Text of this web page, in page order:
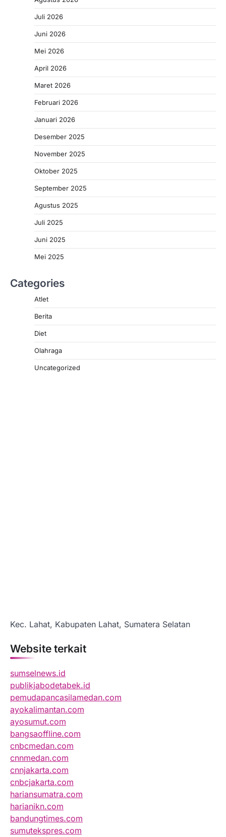
Juli 2026
Juni 2026
Mei 2026
April 2026
Maret 2026
Februari 2026
Januari 2026
Desember 2025
November 2025
Oktober 2025
September 2025
Agustus 2025
Juli 2025
Juni 2025
Mei 2025
Categories
Atlet
Berita
Diet
Olahraga
Uncategorized
Kec. Lahat, Kabupaten Lahat, Sumatera Selatan
Website terkait
sumselnews.id
publikjabodetabek.id
pemudapancasilamedan.com
ayokalimantan.com
ayosumut.com
bangsaoffline.com
cnbcmedan.com
cnnmedan.com
cnnjakarta.com
cnbcjakarta.com
hariansumatra.com
harianikn.com
bandungtimes.com
sumutekspres.com